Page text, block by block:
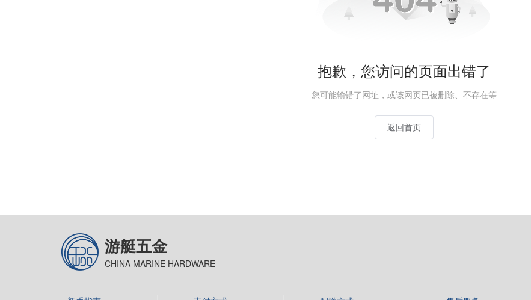
抱歉，您访问的页面出错了
您可能输错了网址，或该网页已被删除、不存在等
返回首页
游艇五金
CHINA MARINE HARDWARE